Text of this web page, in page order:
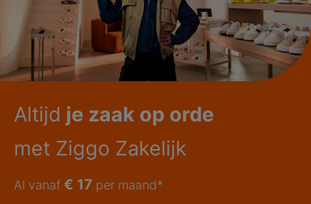
Altijd je zaak op orde
met Ziggo Zakelijk
Al vanaf € 17 per maand*